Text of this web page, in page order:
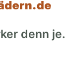
denn je.